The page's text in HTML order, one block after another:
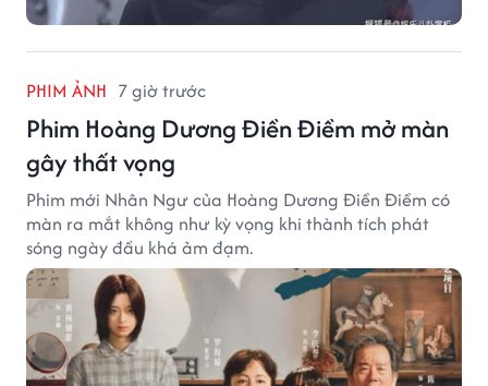
PHIM ẢNH 7 giờ trước
Phim Hoàng Dương Điền Điềm mở màn
gây thất vọng
Phim mới Nhân Ngư của Hoàng Dương Điền Điềm có
màn ra mắt không như kỳ vọng khi thành tích phát
sóng ngày đầu khá ảm đạm.